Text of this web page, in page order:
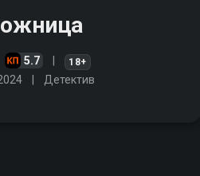
5.7 18+
Детектив